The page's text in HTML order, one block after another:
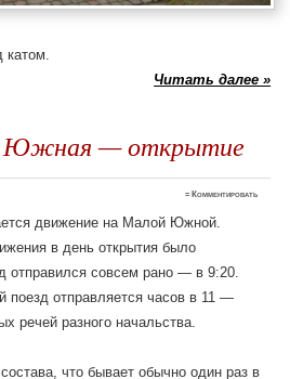
Читать далее »
Южная — открытие
≈ Комментировать
движение на Малой Южной.
в день открытия было
отправился совсем рано — в 9:20.
поезд отправляется часов в 11 —
речей разного начальства.
что бывает обычно один раз в